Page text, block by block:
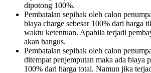
dipotong 100%.
Pembatalan sepihak oleh calon
biaya charge sebesar 100% dari harga
waktu ketentuan. Apabila terjadi
akan hangus.
Pembatalan sepihak oleh calon
ditempat penjemputan maka ada biaya
100% dari harga total. Namun jika